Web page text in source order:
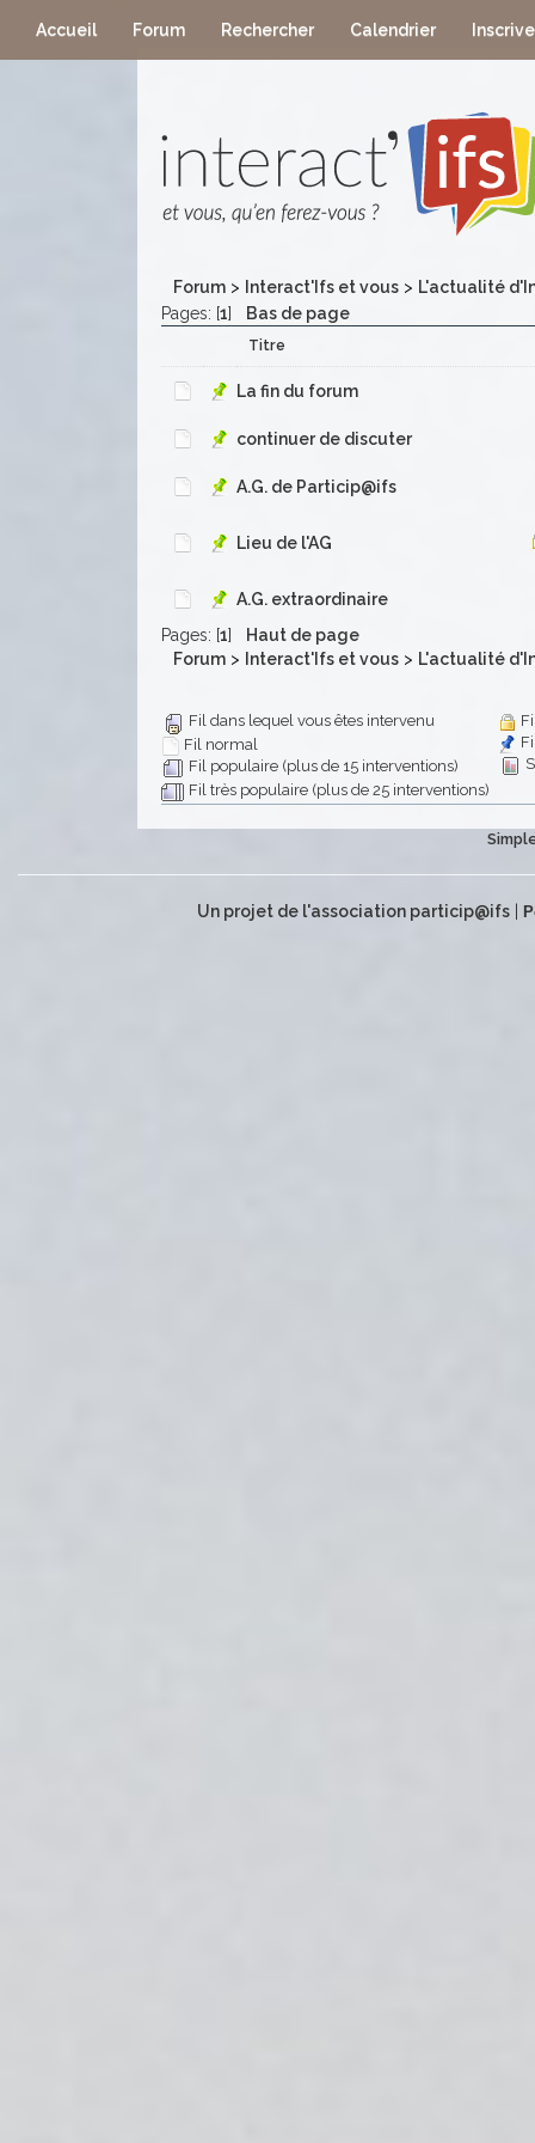
Accueil Forum Rechercher Calendrier
Forum > Interact'Ifs et vous > L'actualité
Pages: [1] Bas de page
Titre
La fin du forum
continuer de discuter
A.G. de Particip@ifs
Lieu de l'AG
A.G. extraordinaire
Pages: [1]
Haut de page
Forum > Interact'Ifs et vous > L'actualité
Fil dans lequel vous êtes intervenu
Fil normal
Fil populaire (plus de 15 interventions)
Fil très populaire (plus de 25 interventions)
Un projet de l'association particip@ifs